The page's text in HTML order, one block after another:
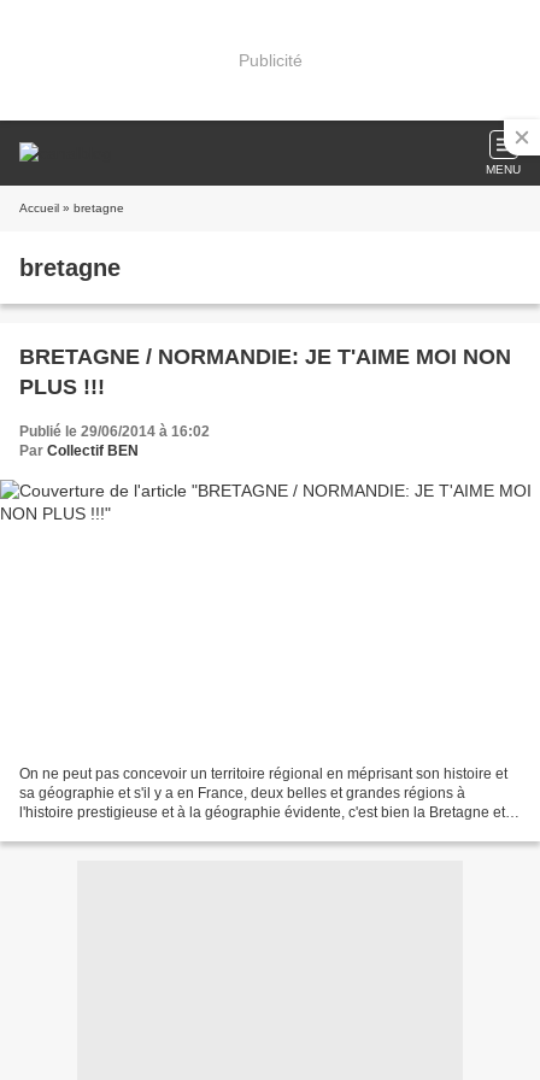
Publicité
MENU
Accueil » bretagne
bretagne
BRETAGNE / NORMANDIE: JE T'AIME MOI NON
PLUS !!!
Publié le 29/06/2014 à 16:02
Par Collectif BEN
On ne peut pas concevoir un territoire régional en méprisant son histoire et
sa géographie et s'il y a en France, deux belles et grandes régions à
l'histoire prestigieuse et à la géographie évidente, c'est bien la Bretagne et la